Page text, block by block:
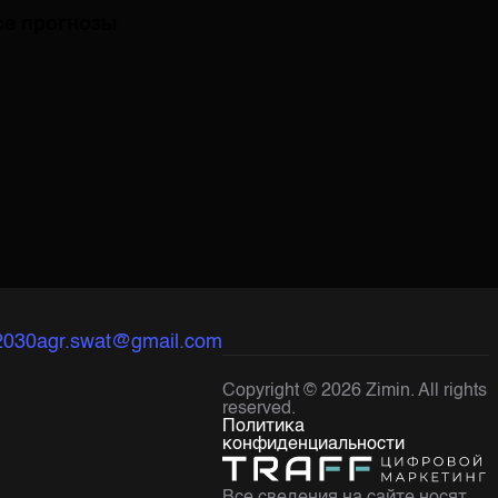
agr.swat@gmail.com
Copyright © 2026 Zimin. All rights
reserved.
Политика
конфиденциальности